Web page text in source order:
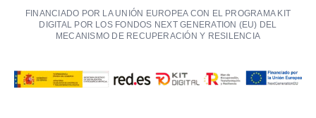
FINANCIADO POR LA UNIÓN EUROPEA CON EL PROGRAMA KIT
DIGITAL POR LOS FONDOS NEXT GENERATION (EU) DEL
MECANISMO DE RECUPERACIÓN Y RESILENCIA